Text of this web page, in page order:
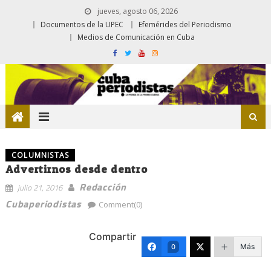
jueves, agosto 06, 2026
Documentos de la UPEC
Efemérides del Periodismo
Medios de Comunicación en Cuba
COLUMNISTAS
Advertirnos desde dentro
julio 21, 2016
Redacción
Cubaperiodistas
Comment(0)
Compartir
0 Más